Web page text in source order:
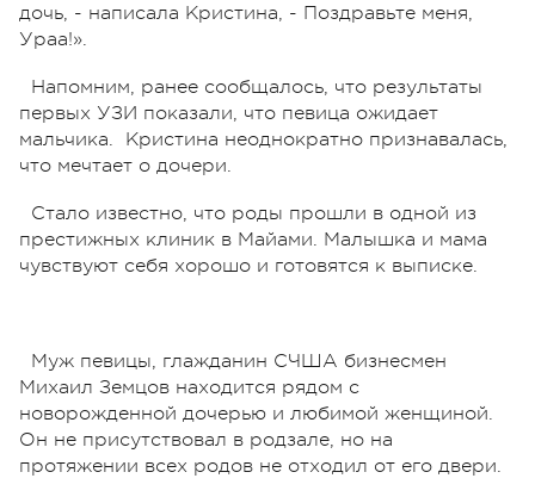
дочь, - написала Кристина, - Поздравьте меня,
Ураа!».
Напомним, ранее сообщалось, что результаты
первых УЗИ показали, что певица ожидает
мальчика. Кристина неоднократно признавалась,
что мечтает о дочери.
Стало известно, что роды прошли в одной из
престижных клиник в Майами. Малышка и мама
чувствуют себя хорошо и готовятся к выписке.
Муж певицы, глажданин СЧША бизнесмен
Михаил Земцов находится рядом с
новорожденной дочерью и любимой женщиной.
Он не присутствовал в родзале, но на
протяжении всех родов не отходил от его двери.